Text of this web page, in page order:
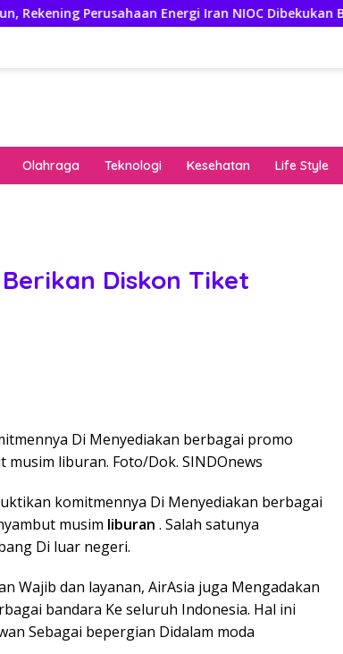
Energi Iran NIOC Dibekukan Bank Negeri
Olahraga Teknologi Kesehatan Life Style
Diskon Tiket
Di Menyediakan berbagai promo
liburan. Foto/Dok. SINDOnews
komitmennya Di Menyediakan berbagai
musim liburan . Salah satunya
Di luar negeri.
Wajib dan layanan, AirAsia juga Mengadakan
bandara Ke seluruh Indonesia. Hal ini
Sebagai bepergian Didalam moda